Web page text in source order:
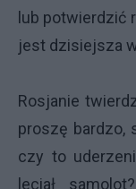
lub potwierdzić
jest dzisiejsza
Rosjanie
proszę bardzo,
czy to
leciał